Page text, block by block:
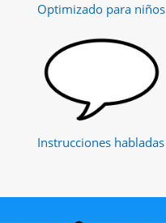
Optimizado para niños
Instrucciones habladas